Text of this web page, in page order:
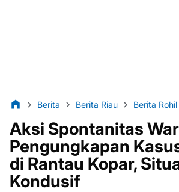
Berita Berita Riau Berita Rohil
Aksi Spontanitas
Pengungkapan
di Rantau Kopar,
Kondusif